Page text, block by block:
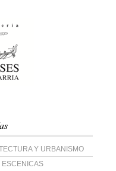
Y URBANISMO
ESCENICAS